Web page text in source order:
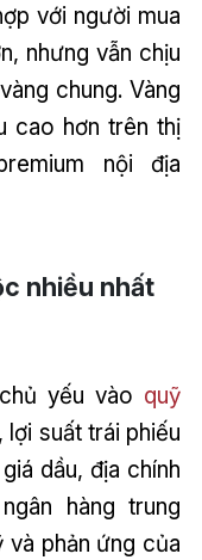
với người mua
nhưng vẫn chịu
chung. Vàng
cao hơn trên thị
nội địa
nhiều nhất
yếu vào quỹ
lợi suất trái phiếu
dầu, địa chính
hàng trung
và phản ứng của